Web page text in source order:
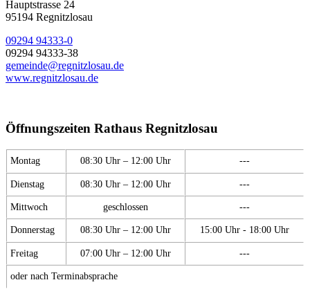
Hauptstrasse 24
95194 Regnitzlosau
09294 94333-0
09294 94333-38
gemeinde@regnitzlosau.de
www.regnitzlosau.de
Öffnungszeiten Rathaus Regnitzlosau
Montag 08:30 Uhr – 12:00 Uhr ---
Dienstag 08:30 Uhr – 12:00 Uhr ---
Mittwoch geschlossen ---
Donnerstag 08:30 Uhr – 12:00 Uhr 15:00 Uhr - 18:00 Uhr
Freitag 07:00 Uhr – 12:00 Uhr ---
oder nach Terminabsprache